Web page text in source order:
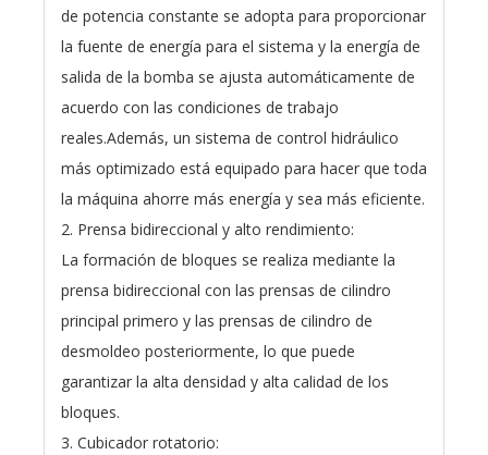
de potencia constante se adopta para proporcionar
la fuente de energía para el sistema y la energía de
salida de la bomba se ajusta automáticamente de
acuerdo con las condiciones de trabajo
reales.Además, un sistema de control hidráulico
más optimizado está equipado para hacer que toda
la máquina ahorre más energía y sea más eficiente.
2. Prensa bidireccional y alto rendimiento:
La formación de bloques se realiza mediante la
prensa bidireccional con las prensas de cilindro
principal primero y las prensas de cilindro de
desmoldeo posteriormente, lo que puede
garantizar la alta densidad y alta calidad de los
bloques.
3. Cubicador rotatorio: